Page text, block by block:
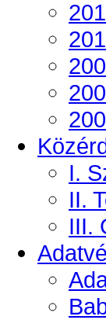
I.
II.
III.